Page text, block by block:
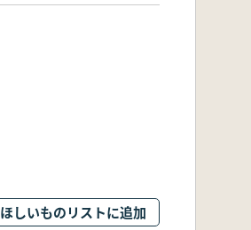
ほしいものリストに追加